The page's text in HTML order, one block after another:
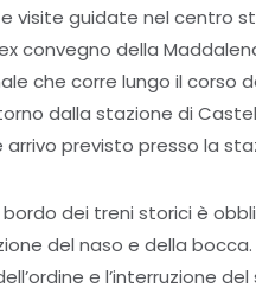
visite guidate nel centro
convegno della
che corre lungo il corso
dalla stazione di
previsto presso la
dei treni storici è
del naso e della
e l’interruzione